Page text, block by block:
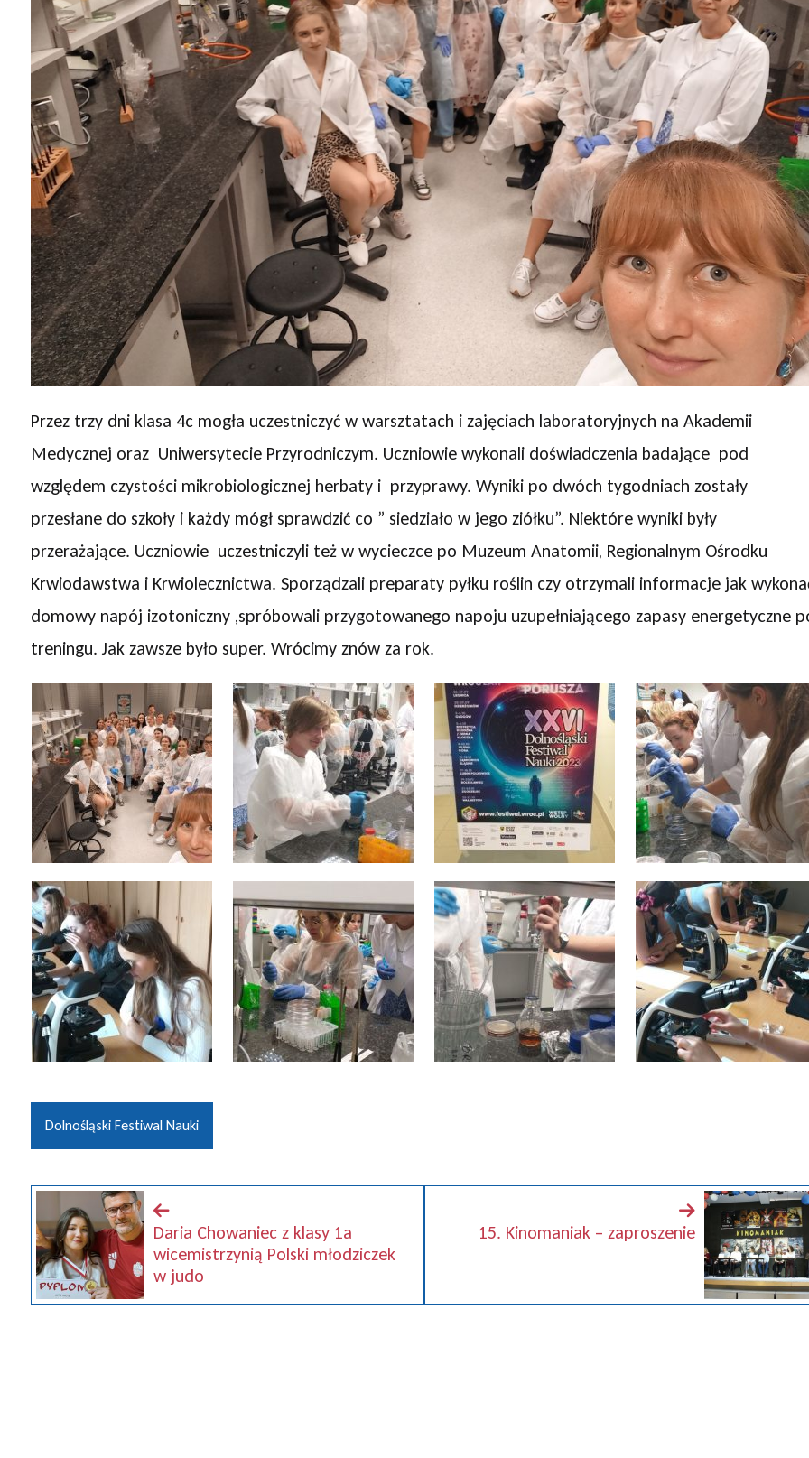
Przez trzy dni klasa 4c mogła uczestniczyć w warsztatach i zajęciach laboratoryjnych na Akademii
Medycznej oraz Uniwersytecie Przyrodniczym. Uczniowie wykonali doświadczenia badające pod
względem czystości mikrobiologicznej herbaty i przyprawy. Wyniki po dwóch tygodniach zostały
przesłane do szkoły i każdy mógł sprawdzić co ” siedziało w jego ziółku”. Niektóre wyniki były
przerażające. Uczniowie uczestniczyli też w wycieczce po Muzeum Anatomii, Regionalnym Ośrodku
Krwiodawstwa i Krwiolecznictwa. Sporządzali preparaty pyłku roślin czy otrzymali informacje jak
domowy napój izotoniczny ,spróbowali przygotowanego napoju uzupełniającego zapasy energetyczne
treningu. Jak zawsze było super. Wrócimy znów za rok.
Dolnośląski Festiwal Nauki
Daria Chowaniec z klasy 1a
wicemistrzynią Polski młodziczek
w judo
15. Kinomaniak – zaproszenie